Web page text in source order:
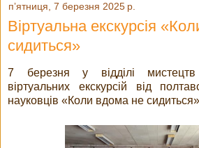
пʼятниця, 7 березня 2025 р.
Віртуальна екскурсія
сидиться»
7 березня у відділі
віртуальних екскурсій від
науковців «Коли вдома не